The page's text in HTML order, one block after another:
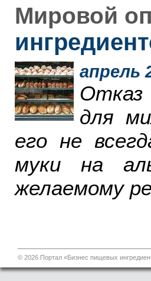
Мировой
апрель
Отказ
для
его не
муки на
желаемому
© 2026 Портал «Бизнес пищевых